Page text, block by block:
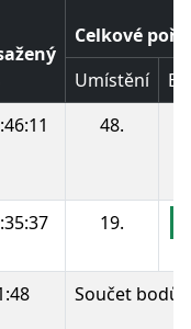
Celkové
Umístění
48.
19.
Součet bodů: